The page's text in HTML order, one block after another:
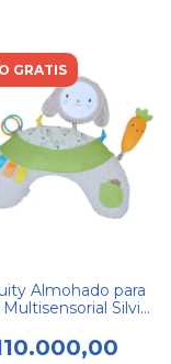
GRATIS
Almohado para
Silvi